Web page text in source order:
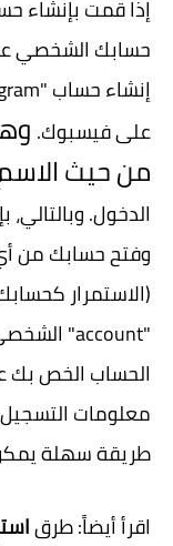
حسابك الشخصي
على فيسبوك.
من حيث
وفتح حسابك من
(الاستمرار
"account" الشخصي الخاص بك في الفيس بوك.
الحساب الخص
معلومات
طريقة سهلة
اقرأ أيضاً: طرق